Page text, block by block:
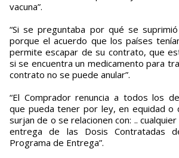
vacuna”.
“Si se preguntaba por qué se
porque el acuerdo que los países
permite escapar de su contrato, que
si se encuentra un medicamento para
contrato no se puede anular”.
“El Comprador renuncia a todos los
que pueda tener por ley, en equidad o
surjan de o se relacionen con: ..
entrega de las Dosis Contratadas
Programa de Entrega”.